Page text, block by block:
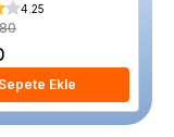
4.25
Sepete Ekle